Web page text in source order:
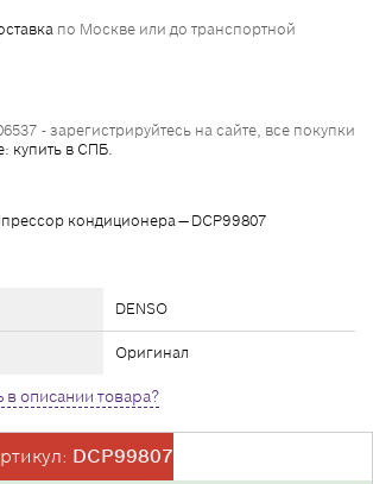
кондиционера — DCP99807
DENSO
Оригинал
описании товара?
по Москве или до транспортной
- зарегистрируйтесь на сайте, все покупки
купить в СПБ.
DCP99807